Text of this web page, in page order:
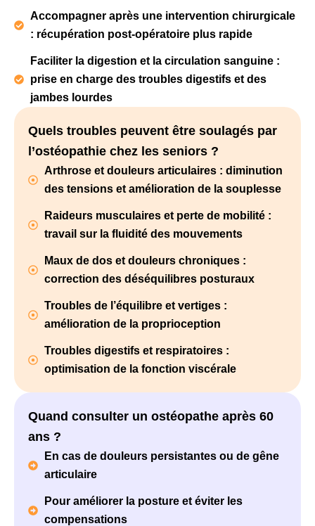
Accompagner après une intervention chirurgicale
: récupération post-opératoire plus rapide
Faciliter la digestion et la circulation sanguine :
prise en charge des troubles digestifs et des
jambes lourdes
Quels troubles peuvent être soulagés par
l’ostéopathie chez les seniors ?
Arthrose et douleurs articulaires : diminution
des tensions et amélioration de la souplesse
Raideurs musculaires et perte de mobilité :
travail sur la fluidité des mouvements
Maux de dos et douleurs chroniques :
correction des déséquilibres posturaux
Troubles de l’équilibre et vertiges :
amélioration de la proprioception
Troubles digestifs et respiratoires :
optimisation de la fonction viscérale
Quand consulter un ostéopathe après 60
ans ?
En cas de douleurs persistantes ou de gêne
articulaire
Pour améliorer la posture et éviter les
compensations